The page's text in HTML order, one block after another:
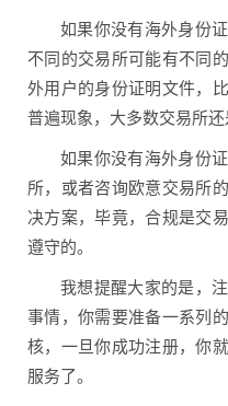
如果你没有海外身份
不同的交易所可能有不同
外用户的身份证明文件，
普遍现象，大多数交易所还
如果你没有海外身份
所，或者咨询欧意交易所
决方案，毕竟，合规是交
遵守的。
我想提醒大家的是，
事情，你需要准备一系列
核，一旦你成功注册，你
服务了。